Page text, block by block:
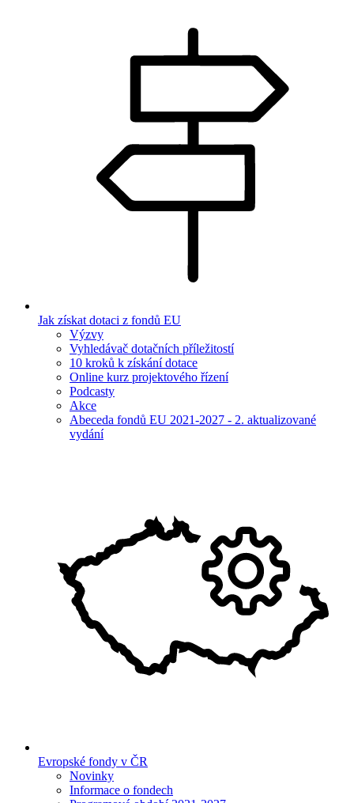
Jak získat dotaci z fondů EU
Výzvy
Vyhledávač dotačních příležitostí
10 kroků k získání dotace
Online kurz projektového řízení
Podcasty
Akce
Abeceda fondů EU 2021-2027 - 2. aktualizované
vydání
Evropské fondy v ČR
Novinky
Informace o fondech